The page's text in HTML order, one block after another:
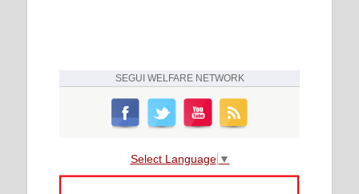
SEGUI WELFARE NETWORK
Select Language ▼